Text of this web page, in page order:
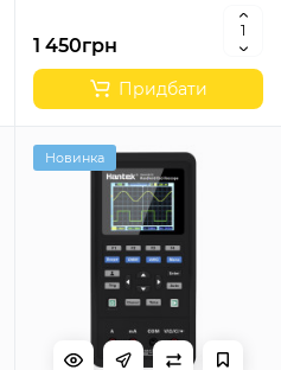
1 450грн
Придбати
Новинка